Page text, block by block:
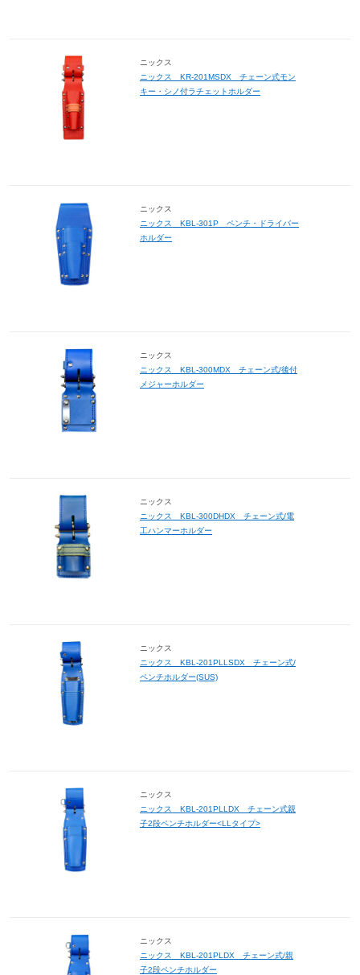
ニックス
ニックス KR-201MSDX チェーン式モン
キー・シノ付ラチェットホルダー
ニックス
ニックス KBL-301P ペンチ・ドライバー
ホルダー
ニックス
ニックス KBL-300MDX チェーン式/後付
メジャーホルダー
ニックス
ニックス KBL-300DHDX チェーン式/電
工ハンマーホルダー
ニックス
ニックス KBL-201PLLSDX チェーン式/
ペンチホルダー(SUS)
ニックス
ニックス KBL-201PLLDX チェーン式親
子2段ペンチホルダー<LLタイプ>
ニックス
ニックス KBL-201PLDX チェーン式/親
子2段ペンチホルダー